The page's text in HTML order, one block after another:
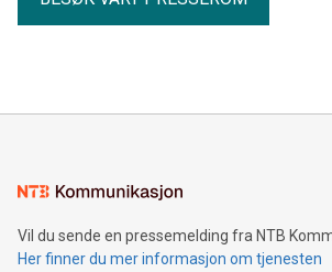
Vil du sende en pressemelding fra NTB
Her finner du mer informasjon om tjenesten